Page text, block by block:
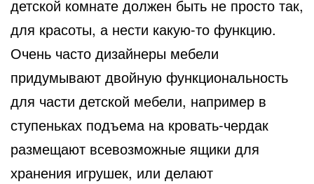
детской комнате должен быть не просто так,
для красоты, а нести какую-то функцию.
Очень часто дизайнеры мебели
придумывают двойную функциональность
для части детской мебели, например в
ступеньках подъема на кровать-чердак
размещают всевозможные ящики для
хранения игрушек, или делают